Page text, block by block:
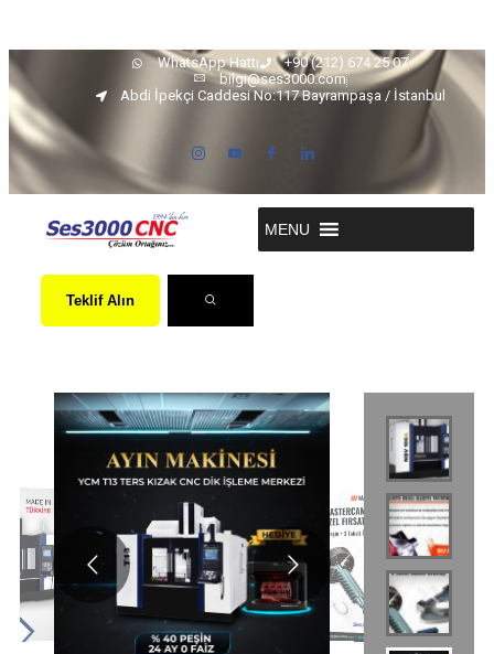
WhatsApp Hattı
+90 (212) 674 25 07
bilgi@ses3000.com
Abdi İpekçi Caddesi No:117 Bayrampaşa / İstanbul
MENU
Teklif Alın